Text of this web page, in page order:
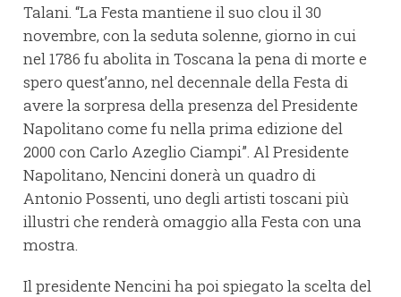
Talani. “La Festa mantiene il suo clou il 30
novembre, con la seduta solenne, giorno in cui
nel 1786 fu abolita in Toscana la pena di morte e
spero quest’anno, nel decennale della Festa di
avere la sorpresa della presenza del Presidente
Napolitano come fu nella prima edizione del
2000 con Carlo Azeglio Ciampi”. Al Presidente
Napolitano, Nencini donerà un quadro di
Antonio Possenti, uno degli artisti toscani più
illustri che renderà omaggio alla Festa con una
mostra.
Il presidente Nencini ha poi spiegato la scelta del